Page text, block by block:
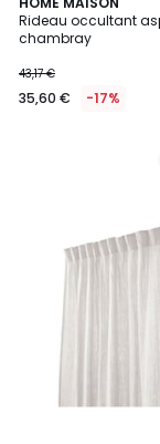
Rideau occultant
chambray
43,17 €
35,60 € -17%
6
Couleurs